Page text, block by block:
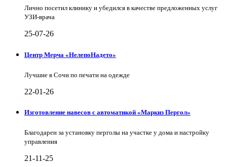
Лично посетил клинику и убедился в качестве предложенных услуг
УЗИ-врача
25-07-26
Центр Мерча «НелепоНадето»
Лучшие в Сочи по печати на одежде
22-01-26
Изготовление навесов с автоматикой «Маркиз Пергол»
Благодарен за установку перголы на участке у дома и настройку
управления
21-11-25